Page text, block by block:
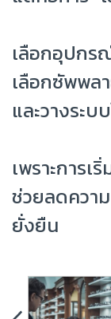
เลือกอุปกร
เลือกซัพพล
และวางระ
เพราะการเ
ช่วยลดควา
ยั่งยืน